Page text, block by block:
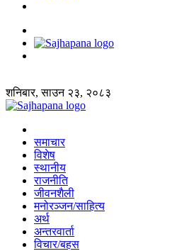
शनिबार, साउन २३, २०८३
समाचार
विशेष
स्थानीय
राजनीति
जीवनशैली
मनोरञ्जन/साहित्य
अर्थ
अन्तरवार्ता
विचार/बहस